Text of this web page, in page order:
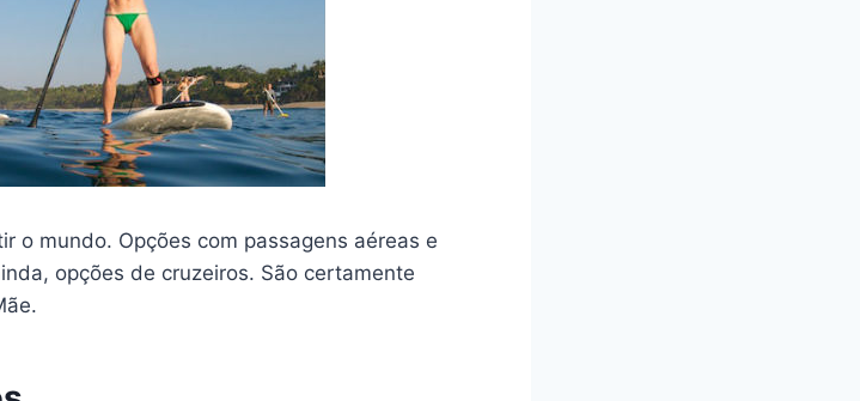
o mundo. Opções com passagens aéreas e
opções de cruzeiros. São certamente